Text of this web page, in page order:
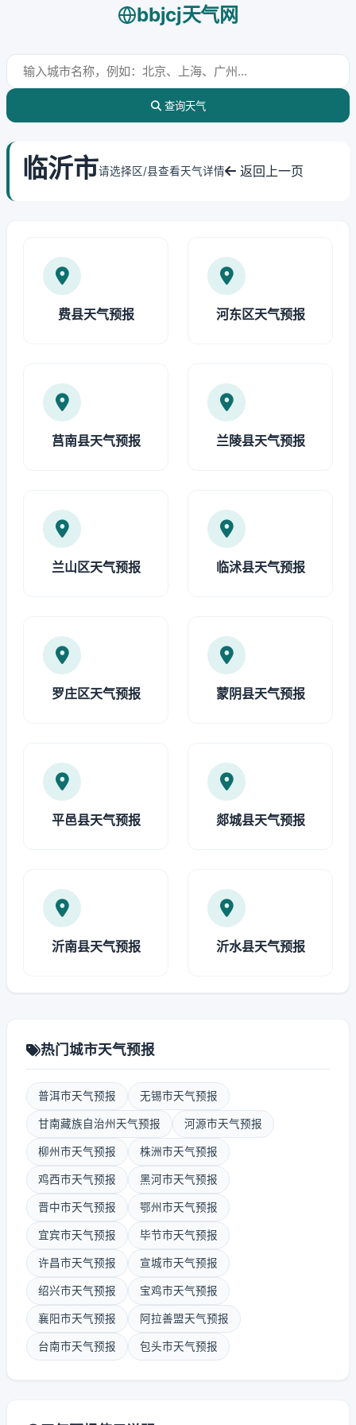
bbjcj天气网
查询天气
临沂市请选择区/县查看天气详情 返回上一页
费县天气预报 河东区天气预报
莒南县天气预报 兰陵县天气预报
兰山区天气预报 临沭县天气预报
罗庄区天气预报 蒙阴县天气预报
平邑县天气预报 郯城县天气预报
沂南县天气预报 沂水县天气预报
热门城市天气预报
普洱市天气预报 无锡市天气预报
甘南藏族自治州天气预报 河源市天气预报
柳州市天气预报 株洲市天气预报
鸡西市天气预报 黑河市天气预报
晋中市天气预报 鄂州市天气预报
宜宾市天气预报 毕节市天气预报
许昌市天气预报 宣城市天气预报
绍兴市天气预报 宝鸡市天气预报
襄阳市天气预报 阿拉善盟天气预报
台南市天气预报 包头市天气预报